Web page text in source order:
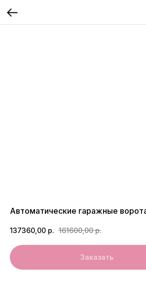
Автоматические гаражные
137360,00 р. 161600,00 р.
Заказать